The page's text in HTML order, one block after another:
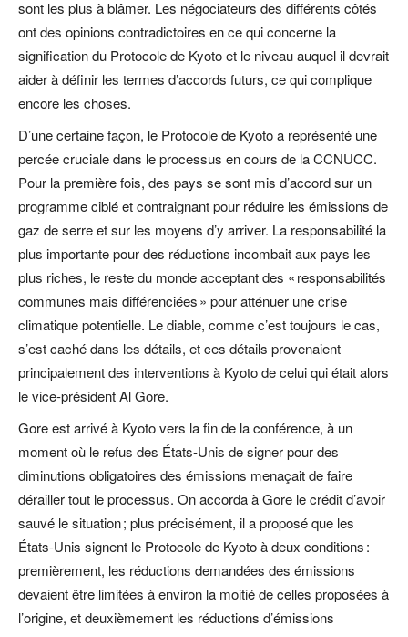
sont les plus à blâmer. Les négociateurs des différents côtés
ont des opinions contradictoires en ce qui concerne la
signification du Protocole de Kyoto et le niveau auquel il devrait
aider à définir les termes d’accords futurs, ce qui complique
encore les choses.
D’une certaine façon, le Protocole de Kyoto a représenté une
percée cruciale dans le processus en cours de la CCNUCC.
Pour la première fois, des pays se sont mis d’accord sur un
programme ciblé et contraignant pour réduire les émissions de
gaz de serre et sur les moyens d’y arriver. La responsabilité la
plus importante pour des réductions incombait aux pays les
plus riches, le reste du monde acceptant des « responsabilités
communes mais différenciées » pour atténuer une crise
climatique potentielle. Le diable, comme c’est toujours le cas,
s’est caché dans les détails, et ces détails provenaient
principalement des interventions à Kyoto de celui qui était alors
le vice-président Al Gore.
Gore est arrivé à Kyoto vers la fin de la conférence, à un
moment où le refus des États-Unis de signer pour des
diminutions obligatoires des émissions menaçait de faire
dérailler tout le processus. On accorda à Gore le crédit d’avoir
sauvé le situation ; plus précisément, il a proposé que les
États-Unis signent le Protocole de Kyoto à deux conditions :
premièrement, les réductions demandées des émissions
devaient être limitées à environ la moitié de celles proposées à
l’origine, et deuxièmement les réductions d’émissions